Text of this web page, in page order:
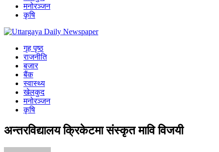
मनोरञ्जन
कृषि
गृह पृष्ठ
राजनीति
बजार
बैंक
स्वास्थ्य
खेलकुद
मनोरञ्जन
कृषि
अन्तरविद्यालय क्रिकेटमा संस्कृत मावि विजयी